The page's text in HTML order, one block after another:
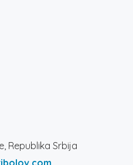
Republika Srbija